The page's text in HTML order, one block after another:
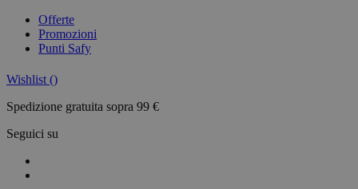
Offerte
Promozioni
Punti Safy
Wishlist ()
Spedizione gratuita sopra 99 €
Seguici su